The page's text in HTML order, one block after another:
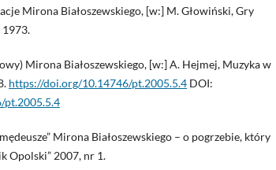
Mirona Białoszewskiego, [w:] M. Głowiński, Gry
1973.
Mirona Białoszewskiego, [w:] A. Hejmej, Muzyka w
https://doi.org/10.14746/pt.2005.5.4 DOI:
pt.2005.5.4
Mirona Białoszewskiego – o pogrzebie, który
Opolski” 2007, nr 1.